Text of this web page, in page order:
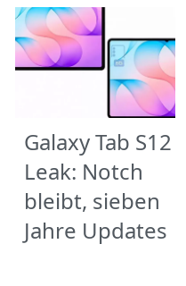
Galaxy Tab S12
Leak: Notch
bleibt, sieben
Jahre Updates